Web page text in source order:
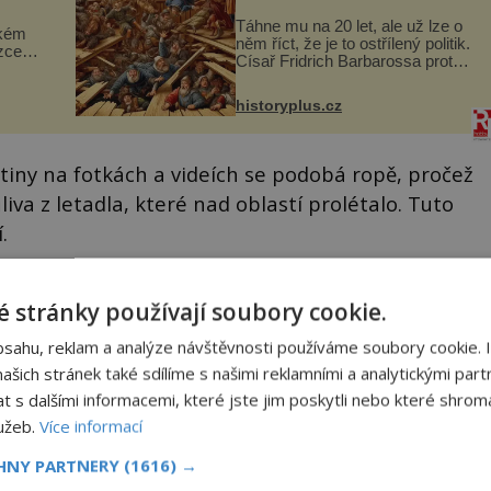
Táhne mu na 20 let, ale už lze o
něm říct, že je to ostřílený politik.
Císař Fridrich Barbarossa proto
Jindřicha VI. do Erfurtu, aby se
stal prostředníkem při řešení
sporu m...
historyplus.cz
na fotkách a videích se podobá ropě, pročež
z letadla, které nad oblastí prolétalo. Tuto
stránky používají soubory cookie.
reklam a analýze návštěvnosti používáme soubory cookie.
stránek také sdílíme s našimi reklamními a analytickými
s dalšími informacemi, které jste jim poskytli nebo které
Více informací
PARTNERY (1616) →